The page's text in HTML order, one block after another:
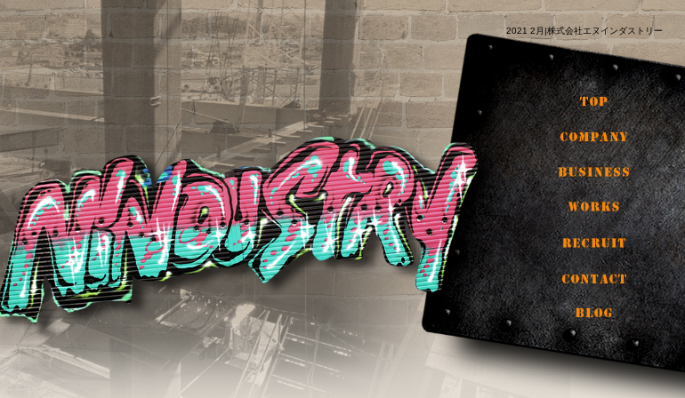
2021 2月|株式会社エヌインダストリー